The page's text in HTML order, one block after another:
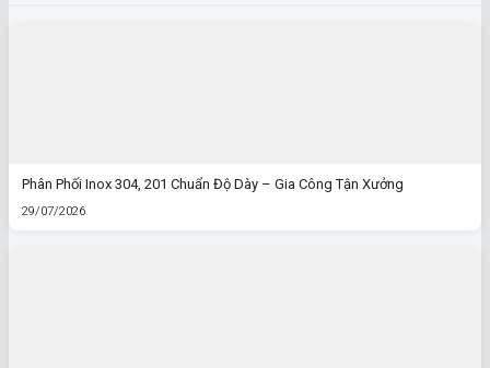
Phân Phối Inox 304, 201 Chuẩn Độ Dày – Gia Công Tận Xưởng
29/07/2026